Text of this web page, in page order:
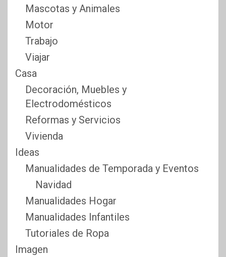
Mascotas y Animales
Motor
Trabajo
Viajar
Casa
Decoración, Muebles y
Electrodomésticos
Reformas y Servicios
Vivienda
Ideas
Manualidades de Temporada y Eventos
Navidad
Manualidades Hogar
Manualidades Infantiles
Tutoriales de Ropa
Imagen